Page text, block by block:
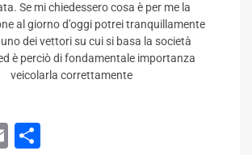
Se mi chiedessero cosa è per me la
al giorno d’oggi potrei tranquillamente
dei vettori su cui si basa la società
è perciò di fondamentale importanza
veicolarla correttamente
Email